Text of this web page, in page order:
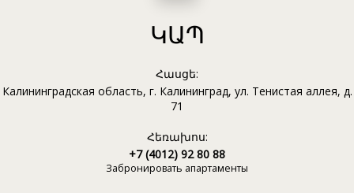
ԿԱՊ
Հասցե:
Калининградская область, г. Калининград, ул. Тенистая аллея, д.
71
Հեռախոս:
+7 (4012) 92 80 88
Забронировать апартаменты